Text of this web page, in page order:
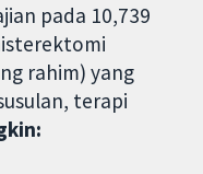
pada 10,739
rahim) yang
terapi